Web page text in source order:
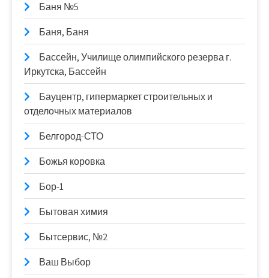
Баня №5
Баня, Баня
Бассейн, Училище олимпийского резерва г.
Иркутска, Бассейн
Бауцентр, гипермаркет строительных и
отделочных материалов
Белгород-СТО
Божья коровка
Бор-1
Бытовая химия
Бытсервис, №2
Ваш Выбор